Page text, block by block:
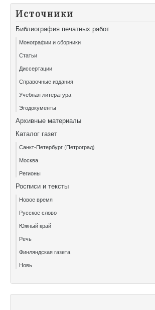
Источники
Библиография печатных работ
Монографии и сборники
Статьи
Диссертации
Справочные издания
Учебная литература
Эгодокументы
Архивные материалы
Каталог газет
Санкт-Петербург (Петроград)
Москва
Регионы
Росписи и тексты
Новое время
Русское слово
Южный край
Речь
Финляндская газета
Новь